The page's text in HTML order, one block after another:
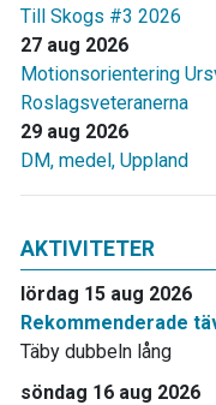
Till Skogs #3 2026
27 aug 2026
Motionsorientering
Roslagsveteranerna
29 aug 2026
DM, medel, Uppland
AKTIVITETER
lördag 15 aug 2026
Rekommenderade
Täby dubbeln lång
söndag 16 aug 2026